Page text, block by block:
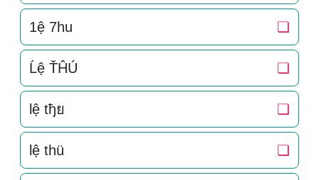
1ệ 7hu ❏
Ĺệ ŤĤÚ ❏
lệ tђย ❏
lệ thü ❏